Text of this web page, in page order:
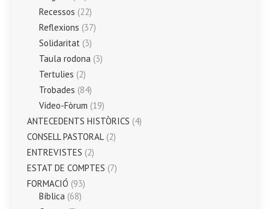
Recessos (22)
Reflexions (37)
Solidaritat (3)
Taula rodona (3)
Tertulies (2)
Trobades (84)
Vídeo-Fòrum (19)
ANTECEDENTS HISTÒRICS (4)
CONSELL PASTORAL (2)
ENTREVISTES (2)
ESTAT DE COMPTES (7)
FORMACIÓ (93)
Bíblica (68)